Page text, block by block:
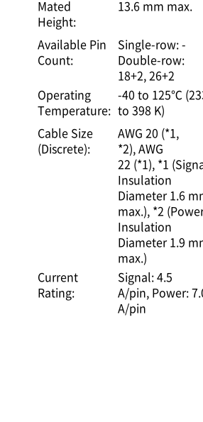
Mated
Height:
13.6 mm max.
Available Pin
Count:
Single-row: -
Double-row:
18+2, 26+2
Operating
Temperature:
-40 to 125℃
to 398 K)
Cable Size
(Discrete):
AWG 20 (*1,
*2) AWG
22 (*1) *1
Insulation
Diameter 1.6
max.) *2
Insulation
Diameter 1.9
max.)
Current
Rating:
Signal: 4.5
A/pin Power:
A/pin